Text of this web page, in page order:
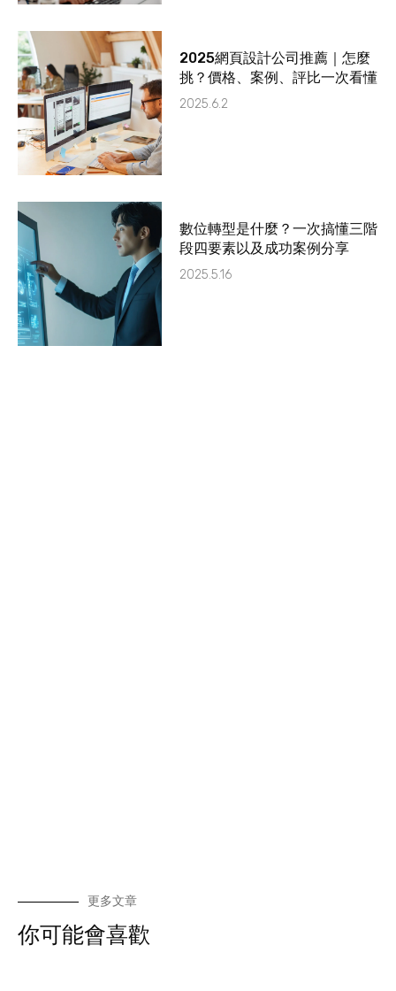
2025網頁設計公司推薦｜怎麼
挑？價格、案例、評比一次看懂
2025.6.2
數位轉型是什麼？一次搞懂三階
段四要素以及成功案例分享
2025.5.16
更多文章
你可能會喜歡